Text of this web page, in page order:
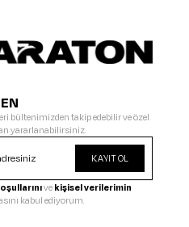
bültenimizden takip edebilir ve özel
yararlanabilirsiniz.
KAYIT OL
vekişisel verilerimin
kabul ediyorum.